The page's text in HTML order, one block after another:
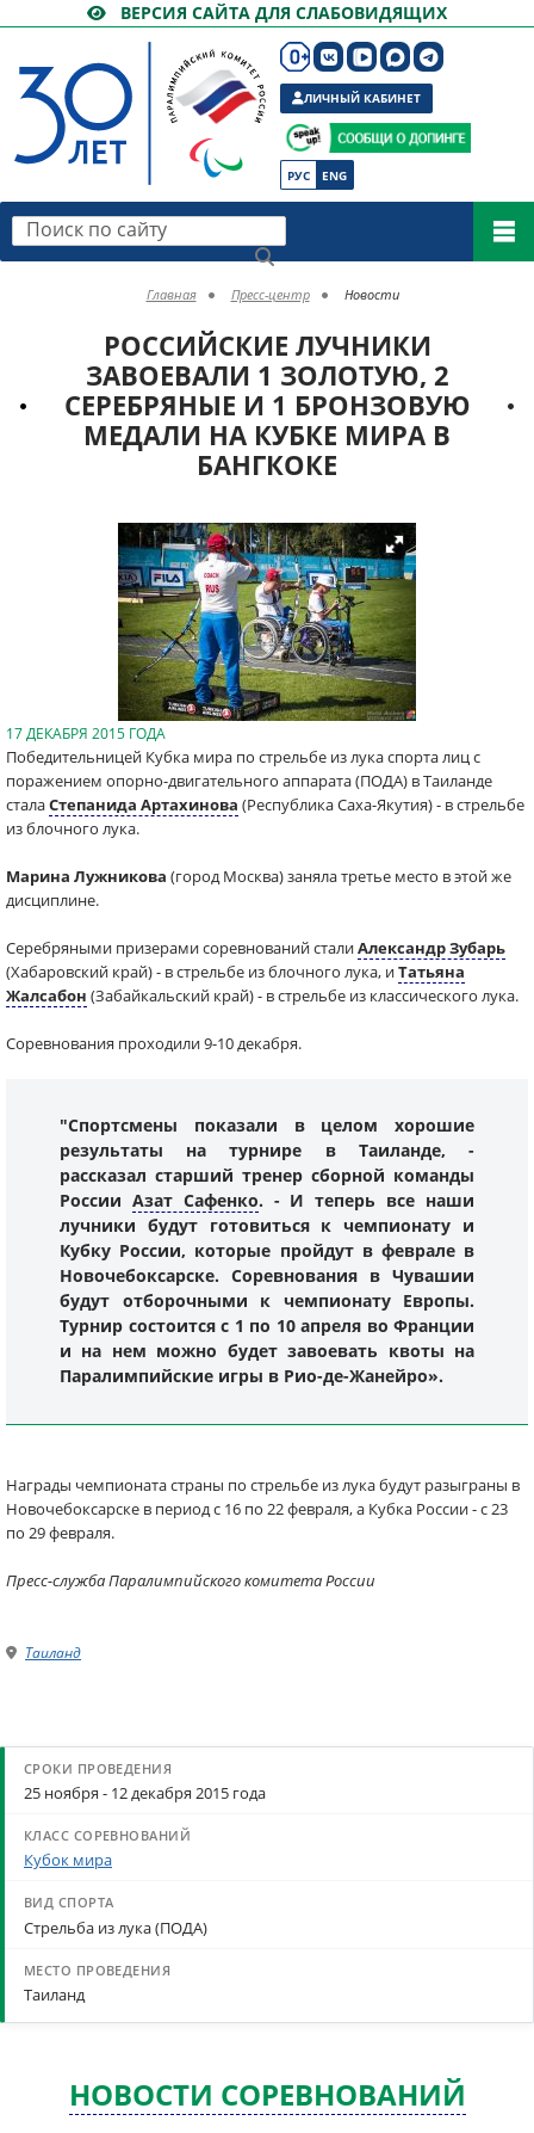
ВЕРСИЯ САЙТА ДЛЯ СЛАБОВИДЯЩИХ
РУС ENG
ЛИЧНЫЙ КАБИНЕТ
Поиск по сайту
Главная Пресс-центр Новости
РОССИЙСКИЕ ЛУЧНИКИ
ЗАВОЕВАЛИ 1 ЗОЛОТУЮ, 2
СЕРЕБРЯНЫЕ И 1 БРОНЗОВУЮ
МЕДАЛИ НА КУБКЕ МИРА В
БАНГКОКЕ
17 ДЕКАБРЯ 2015 ГОДА
Победительницей Кубка мира по стрельбе из лука спорта лиц с
поражением опорно-двигательного аппарата (ПОДА) в Таиланде
сталаСтепанида Артахинова (Республика Саха-Якутия) - в стрельбе
из блочного лука.
Марина Лужникова (город Москва) заняла третье место в этой же
дисциплине.
Серебряными призерами соревнований сталиАлександр Зубарь
(Хабаровский край) - в стрельбе из блочного лука, иТатьяна
Жалсабон (Забайкальский край) - в стрельбе из классического лука.
Соревнования проходили 9-10 декабря.
"Спортсмены показали в целом хорошие
результаты на турнире в Таиланде, -
рассказал старший тренер сборной команды
России Азат Сафенко. - И теперь все наши
лучники будут готовиться к чемпионату и
Кубку России, которые пройдут в феврале в
Новочебоксарске. Соревнования в Чувашии
будут отборочными к чемпионату Европы.
Турнир состоится с 1 по 10 апреля во Франции
и на нем можно будет завоевать квоты на
Паралимпийские игры в Рио-де-Жанейро».
Награды чемпионата страны по стрельбе из лука будут разыграны в
Новочебоксарске в период с 16 по 22 февраля, а Кубка России - с 23
по 29 февраля.
Пресс-служба Паралимпийского комитета России
Таиланд
25 ноября - 12 декабря 2015 года
Кубок мира
Стрельба из лука (ПОДА)
Таиланд
НОВОСТИ СОРЕВНОВАНИЙ